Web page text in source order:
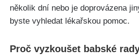
několik dní nebo⁤ je⁣ doprovázena‌
byste⁢ vyhledat ⁣lékařskou​ pomoc.
Proč vyzkoušet babské